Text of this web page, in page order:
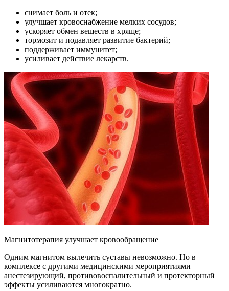
снимает боль и отек;
улучшает кровоснабжение мелких сосудов;
ускоряет обмен веществ в хряще;
тормозит и подавляет развитие бактерий;
поддерживает иммунитет;
усиливает действие лекарств.
Магнитотерапия улучшает кровообращение
Одним магнитом вылечить суставы невозможно. Но в
комплексе с другими медицинскими мероприятиями
анестезирующий, противовоспалительный и протекторный
эффекты усиливаются многократно.